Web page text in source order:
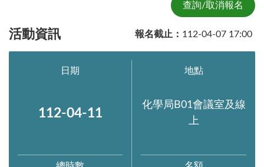
查詢/取消報名
活動資訊 報名截止： 112-04-07 17:00
日期
112-04-11
地點
化學局B01會議室及線
上